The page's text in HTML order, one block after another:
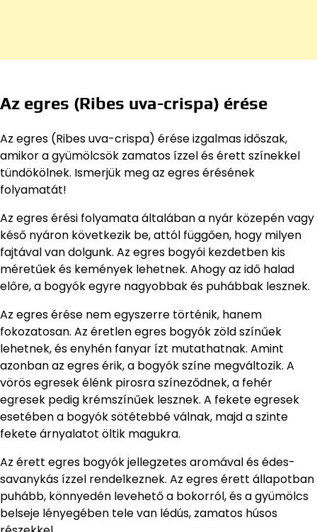
Az egres (Ribes uva-crispa) érése
Az egres (Ribes uva-crispa) érése izgalmas időszak,
amikor a gyümölcsök zamatos ízzel és érett színekkel
tündökölnek. Ismerjük meg az egres érésének
folyamatát!
Az egres érési folyamata általában a nyár közepén vagy
késő nyáron következik be, attól függően, hogy milyen
fajtával van dolgunk. Az egres bogyói kezdetben kis
méretűek és kemények lehetnek. Ahogy az idő halad
előre, a bogyók egyre nagyobbak és puhábbak lesznek.
Az egres érése nem egyszerre történik, hanem
fokozatosan. Az éretlen egres bogyók zöld színűek
lehetnek, és enyhén fanyar ízt mutathatnak. Amint
azonban az egres érik, a bogyók színe megváltozik. A
vörös egresek élénk pirosra színeződnek, a fehér
egresek pedig krémszínűek lesznek. A fekete egresek
esetében a bogyók sötétebbé válnak, majd a szinte
fekete árnyalatot öltik magukra.
Az érett egres bogyók jellegzetes aromával és édes-
savanykás ízzel rendelkeznek. Az egres érett állapotban
puhább, könnyedén levehető a bokorról, és a gyümölcs
belseje lényegében tele van lédús, zamatos húsos